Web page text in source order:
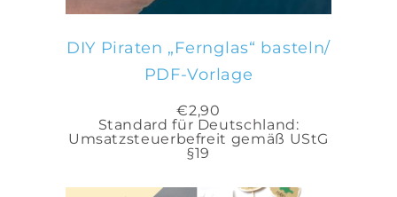
DIY Piraten „Fernglas“ basteln/
PDF-Vorlage
€2,90
Standard für Deutschland:
Umsatzsteuerbefreit gemäß UStG
§19